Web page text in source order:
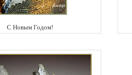
С Новым Годом!